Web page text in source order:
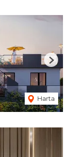
Harta
Next